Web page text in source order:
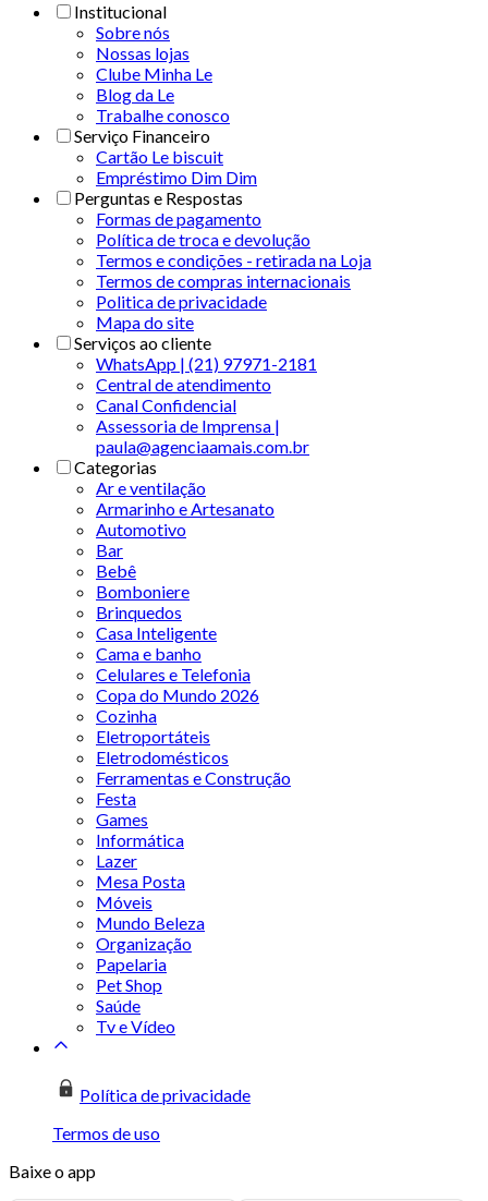
Institucional
Sobre nós
Nossas lojas
Clube Minha Le
Blog da Le
Trabalhe conosco
Serviço Financeiro
Cartão Le biscuit
Empréstimo Dim Dim
Perguntas e Respostas
Formas de pagamento
Política de troca e devolução
Termos e condições - retirada na Loja
Termos de compras internacionais
Politica de privacidade
Mapa do site
Serviços ao cliente
WhatsApp | (21) 97971-2181
Central de atendimento
Canal Confidencial
Assessoria de Imprensa |
paula@agenciaamais.com.br
Categorias
Ar e ventilação
Armarinho e Artesanato
Automotivo
Bar
Bebê
Bomboniere
Brinquedos
Casa Inteligente
Cama e banho
Celulares e Telefonia
Copa do Mundo 2026
Cozinha
Eletroportáteis
Eletrodomésticos
Ferramentas e Construção
Festa
Games
Informática
Lazer
Mesa Posta
Móveis
Mundo Beleza
Organização
Papelaria
Pet Shop
Saúde
Tv e Vídeo
Política de privacidade
Termos de uso
Baixe o app